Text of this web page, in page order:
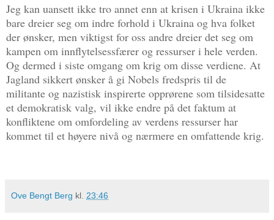
Jeg kan uansett ikke tro annet enn at krisen i Ukraina ikke
bare dreier seg om indre forhold i Ukraina og hva folket
der ønsker, men viktigst for oss andre dreier det seg om
kampen om innflytelsessfærer og ressurser i hele verden.
Og dermed i siste omgang om krig om disse verdiene. At
Jagland sikkert ønsker å gi Nobels fredspris til de
militante og nazistisk inspirerte opprørene som tilsidesatte
et demokratisk valg, vil ikke endre på det faktum at
konfliktene om omfordeling av verdens ressurser har
kommet til et høyere nivå og nærmere en omfattende krig.
Ove Bengt Berg kl. 23:46